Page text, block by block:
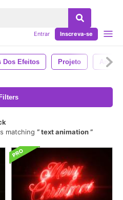
Entrar Inscreva-se
Dos Efeitos Projeto
Filters
matching
text animation